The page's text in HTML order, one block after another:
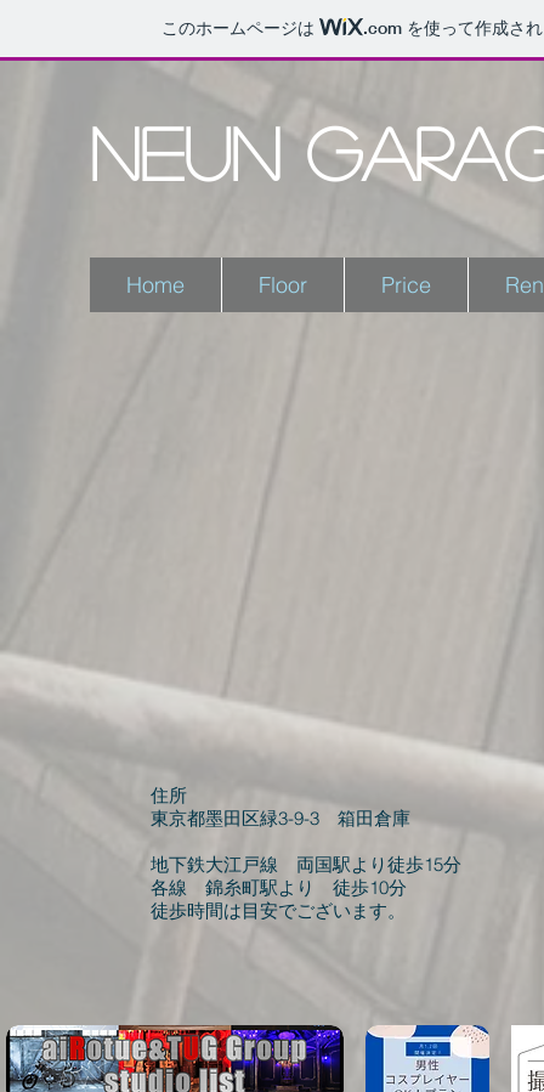
このホームページは .com を使って作成さ
Neun
Home Floor Price
住所
東京都墨田区緑3-9-3 箱田倉庫
​地下鉄大江戸線 両国駅より徒歩15分
各線 錦糸町駅より 徒歩10分
​徒歩時間は目安でございます。